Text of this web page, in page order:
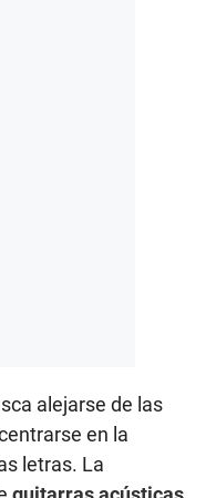
alejarse de las
en la
letras. La